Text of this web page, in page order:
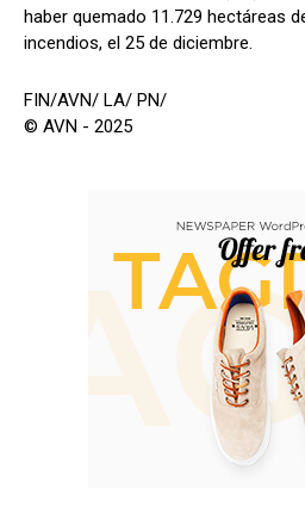
haber quemado 11.729 hectáreas
incendios, el 25 de diciembre.
FIN/AVN/ LA/ PN/
© AVN - 2025